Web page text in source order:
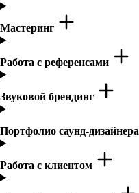
Мастеринг
Работа с референсами
Звуковой брендинг
Портфолио саунд-дизайнера
Работа с клиентом